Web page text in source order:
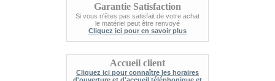
Garantie Satisfaction
Si vous n'êtes pas satisfait de votre achat
le matériel peut être renvoyé
Cliquez ici pour en savoir plus
Accueil client
Cliquez ici pour connaître les horaires